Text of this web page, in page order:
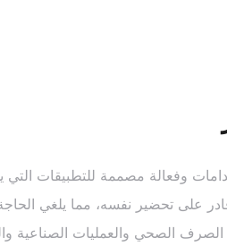
وفعالة مصممة للتطبيقات
على تحضير نفسه، مما يلغي
الصحي والعمليات الصناعية